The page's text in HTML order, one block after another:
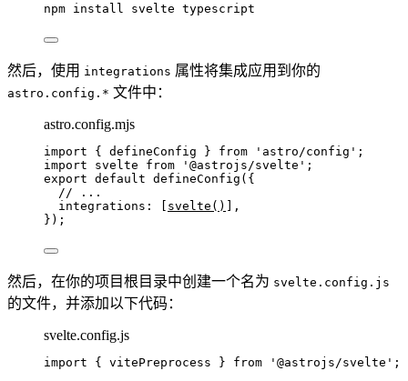
npm install svelte typescript
然后，使用 integrations 属性将集成应用到你的
astro.config.* 文件中：
astro.config.mjs
import { defineConfig } from ' astro/config ' ;
import svelte from ' @astrojs/svelte ' ;
export default defineConfig ({
// ...
integrations: [ svelte () ],
});
然后，在你的项目根目录中创建一个名为 svelte.config.js
的文件，并添加以下代码：
svelte.config.js
import { vitePreprocess } from ' @astrojs/svelte ' ;